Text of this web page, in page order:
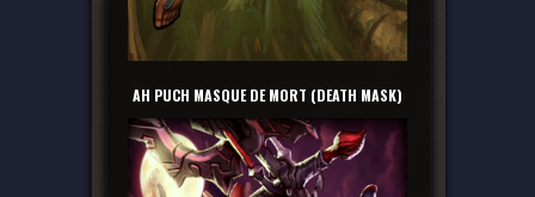
AH PUCH MASQUE DE MORT (DEATH MASK)